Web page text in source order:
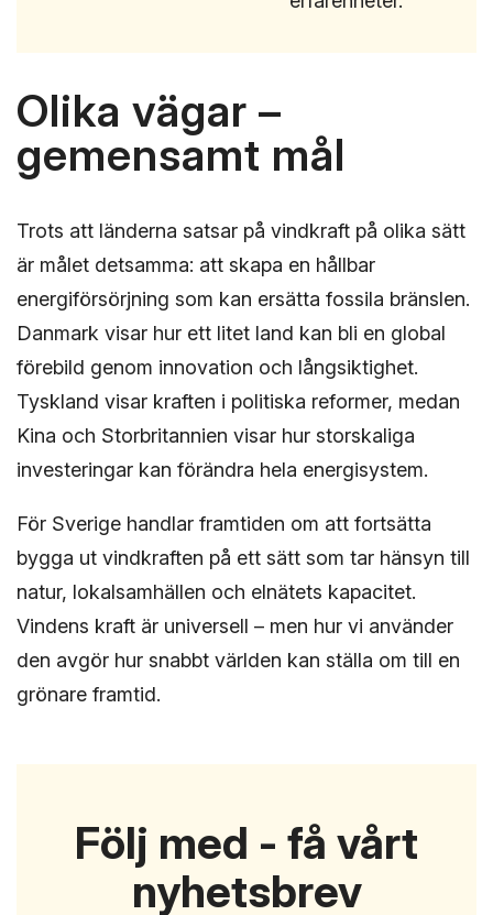
Olika vägar –
gemensamt mål
Trots att länderna satsar på vindkraft på olika sätt
är målet detsamma: att skapa en hållbar
energiförsörjning som kan ersätta fossila bränslen.
Danmark visar hur ett litet land kan bli en global
förebild genom innovation och långsiktighet.
Tyskland visar kraften i politiska reformer, medan
Kina och Storbritannien visar hur storskaliga
investeringar kan förändra hela energisystem.
För Sverige handlar framtiden om att fortsätta
bygga ut vindkraften på ett sätt som tar hänsyn till
natur, lokalsamhällen och elnätets kapacitet.
Vindens kraft är universell – men hur vi använder
den avgör hur snabbt världen kan ställa om till en
grönare framtid.
Följ med - få vårt
nyhetsbrev